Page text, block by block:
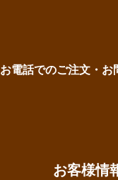
お電話でのご注文・お
お客様情